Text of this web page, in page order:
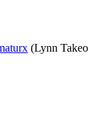
(Lynn Takeo